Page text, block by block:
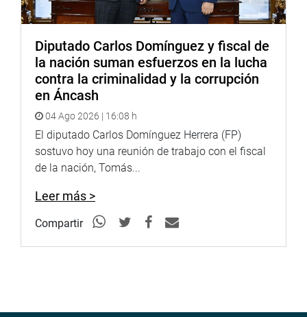
Diputado Carlos Domínguez y fiscal de
la nación suman esfuerzos en la lucha
contra la criminalidad y la corrupción
en Áncash
04 Ago 2026 | 16:08 h
El diputado Carlos Domínguez Herrera (FP)
sostuvo hoy una reunión de trabajo con el fiscal
de la nación, Tomás...
Leer más >
Compartir